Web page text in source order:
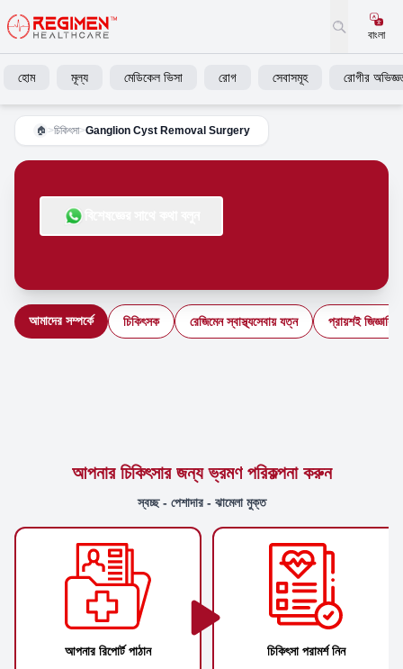
বাংলা
হোম মূল্য মেডিকেল ভিসা রোগ সেবাসমূহ রোগীর
🏠 >চিকিৎসা>Ganglion Cyst Removal Surgery
আমাদের সম্পর্কে চিকিৎসক রেজিমেন স্বাস্থ্যসেবায় যত্ন প্রায়শই
আপনার চিকিৎসার জন্য ভ্রমণ পরিকল্পনা করুন
স্বচ্ছ - পেশাদার - ঝামেলা মুক্ত
আপনার রিপোর্ট পাঠান চিকিৎসা পরামর্শ নিন